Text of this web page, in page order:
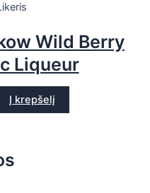
Wild Berry
Liqueur
Į krepšelį